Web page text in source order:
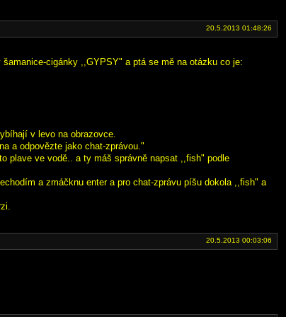
20.5.2013 01:48:26
cigánky ,,GYPSY" a ptá se mě na otázku co je:
v levo na obrazovce.
a odpovězte jako chat-zprávou."
plave ve vodě.. a ty máš správně napsat ,,fish" podle
a zmáčknu enter a pro chat-zprávu píšu dokola ,,fish" a
20.5.2013 00:03:06